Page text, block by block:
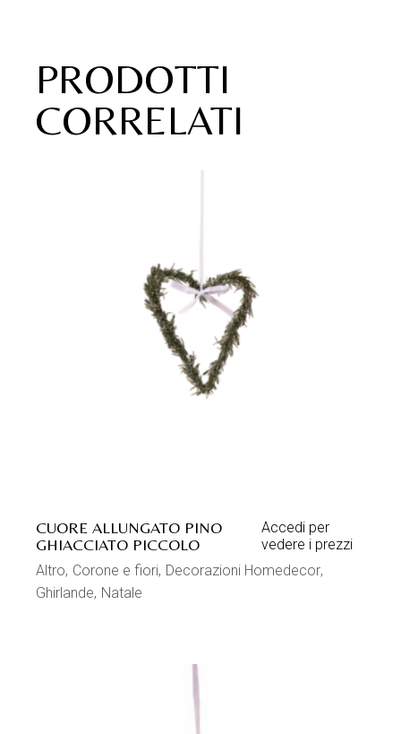
PRODOTTI
CORRELATI
CUORE ALLUNGATO PINO
GHIACCIATO PICCOLO
Accedi per
vedere i prezzi
Altro Corone e fiori Decorazioni Homedecor
Ghirlande Natale